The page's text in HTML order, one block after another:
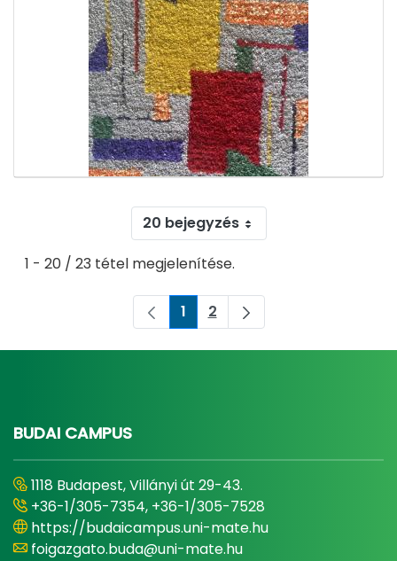
20 bejegyzés
1 - 20 / 23 tétel megjelenítése.
Oldal
1 Oldal
2
BUDAI CAMPUS
1118 Budapest, Villányi út 29-43.
+36-1/305-7354, +36-1/305-7528
https://budaicampus.uni-mate.hu
foigazgato.buda@uni-mate.hu